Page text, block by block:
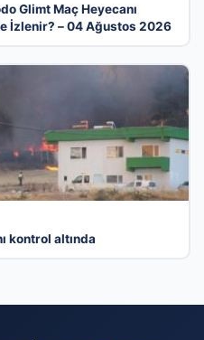
Glimt Maç Heyecanı
İzlenir? – 04 Ağustos 2026
kontrol altında